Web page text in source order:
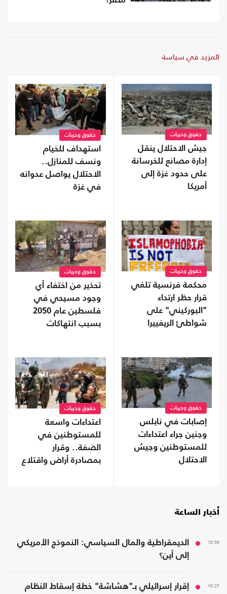
المزيد في سياسة
حقوق وحريات
جيش الاحتلال ينقل
إدارة مصانع للخرسانة
على حدود غزة إلى
أمريكا
حقوق وحريات
استهداف للخيام
ونسف للمنازل..
الاحتلال يواصل عدوانه
في غزة
حقوق وحريات
محكمة فرنسية تلغي
قرار حظر ارتداء
"البوركيني" على
شواطئ الريفييرا
حقوق وحريات
تحذير من اختفاء أي
وجود مسيحي في
فلسطين عام 2050
بسبب انتهاكات
حقوق وحريات
إصابات في نابلس
وجنين جراء اعتداءات
للمستوطنين وجيش
الاحتلال
حقوق وحريات
اعتداءات واسعة
للمستوطنين في
الضفة.. وقرار
بمصادرة أراض واقتلاع
أخبار الساعة
10:59
الديمقراطية والمال السياسي: النموذج الأمريكي
إلى أين؟
10:27
إقرار إسرائيلي بـ"هشاشة" خطة إسقاط النظام